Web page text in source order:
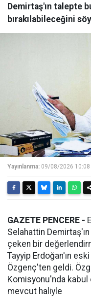
Demirtaş'ın talepte
bırakılabileceğini
Yayınlanma: 09/08/2026 10:08
GAZETE PENCERE -
Selahattin
çeken bir
Tayyip Erdoğan'ın
Özgenç'ten geldi.
Komisyonu'nda
mevcut haliyle